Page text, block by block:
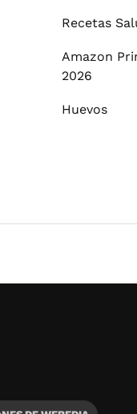
Recetas
Amazon
2026
Huevos